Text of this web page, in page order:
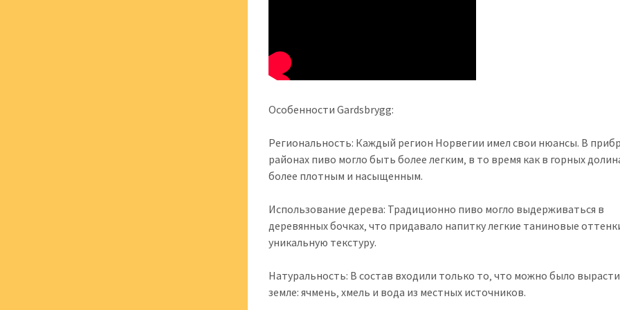
Особенности Gardsbrygg:
Региональность: Каждый регион Норвегии имел свои нюансы. В
районах пиво могло быть более легким‚ в то время как в горных
более плотным и насыщенным.
Использование дерева: Традиционно пиво могло выдерживаться в
деревянных бочках‚ что придавало напитку легкие таниновые
уникальную текстуру.
Натуральность: В состав входили только то‚ что можно было
земле: ячмень‚ хмель и вода из местных источников.